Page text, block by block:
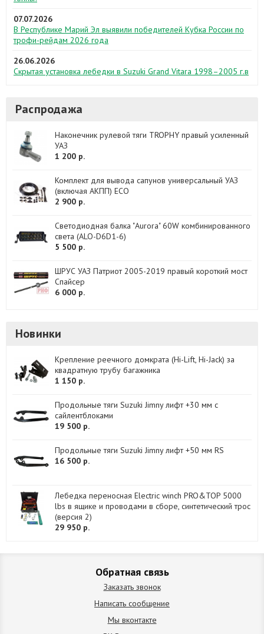
07.07.2026
В Республике Марий Эл выявили победителей Кубка России по
трофи-рейдам 2026 года
26.06.2026
Скрытая установка лебедки в Suzuki Grand Vitara 1998–2005 г.в
Распродажа
Наконечник рулевой тяги TROPHY правый усиленный
УАЗ
1 200 р.
Комплект для вывода сапунов универсальный УАЗ
(включая АКПП) ECO
2 900 р.
Светодиодная балка "Aurora" 60W комбинированного
света (ALO-D6D1-6)
5 500 р.
ШРУС УАЗ Патриот 2005-2019 правый короткий мост
Спайсер
6 000 р.
Новинки
Крепление реечного домкрата (Hi-Lift, Hi-Jack) за
квадратную трубу багажника
1 150 р.
Продольные тяги Suzuki Jimny лифт +30 мм с
сайлентблоками
19 500 р.
Продольные тяги Suzuki Jimny лифт +50 мм RS
16 500 р.
Лебедка переносная Electric winch PRO&TOP 5000
lbs в ящике и проводами в сборе, синтетический трос
(версия 2)
29 950 р.
Обратная связь
Заказать звонок
Написать сообщение
Мы вконтакте